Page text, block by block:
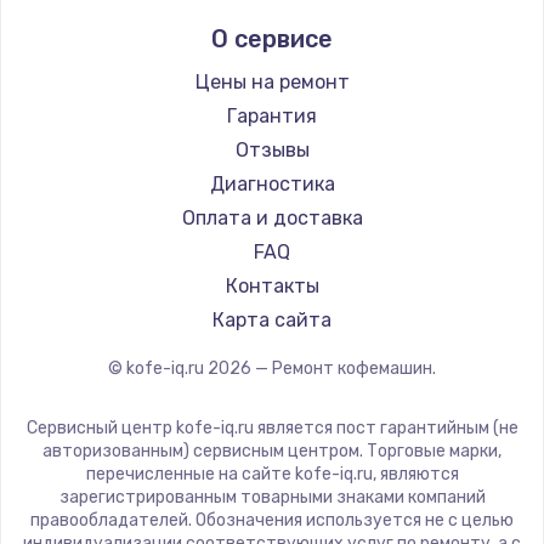
750 руб.
Заказать
Установка драйверов
725 руб.
Заказать
Замена вебкамеры
1240 руб.
Ремонт петель крышки
990 руб.
Ремонт кофемашин RED solution
Ремонт кофемашин Bravilor Bonamat
Ремонт кофемашин Vard
Ремонт кофемашин Tuvio
Ремонт кофемашин Carrera
Ремонт кофемашин Supra
Jura
Olympia
Saeco
La Cimbali
WMF
Yamaguchi
Nivona
Astoria
JVC
ROCKET MOZZAFIATO
Vivitek
Thomson
Hisense
О сервисе
Цены на ремонт
Гарантия
Отзывы
Диагностика
Оплата и доставка
FAQ
Контакты
Карта сайта
© kofe-iq.ru 2026 — Ремонт кофемашин.
Сервисный центр kofe-iq.ru является пост гарантийным (не
авторизованным) сервисным центром. Торговые марки,
перечисленные на сайте kofe-iq.ru, являются
зарегистрированным товарными знаками компаний
правообладателей. Обозначения используется не с целью